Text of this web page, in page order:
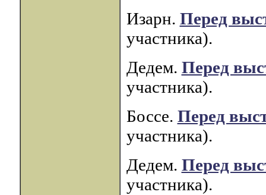
Изарн. Перед
участника).
Дедем. Перед
участника).
Боссе. Перед
участника).
Дедем. Перед
участника).